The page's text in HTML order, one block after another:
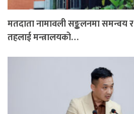
मतदाता नामावली सङ्कलनमा समन्वय
तहलाई मन्त्रालयको…